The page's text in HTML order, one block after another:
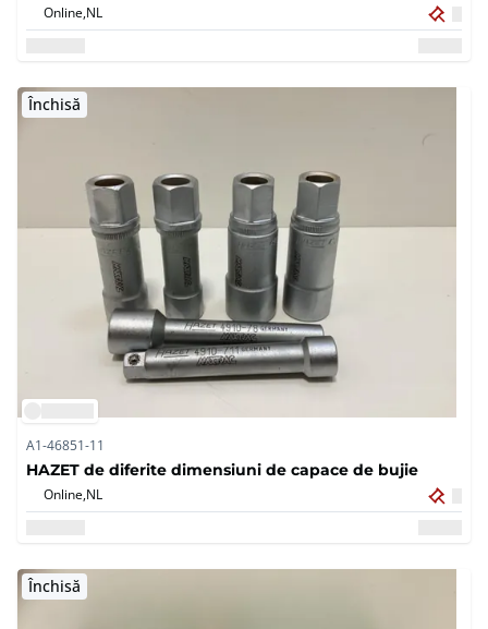
Online,NL
Închisă
A1-46851-11
HAZET de diferite dimensiuni de capace de bujie
Online,NL
Închisă